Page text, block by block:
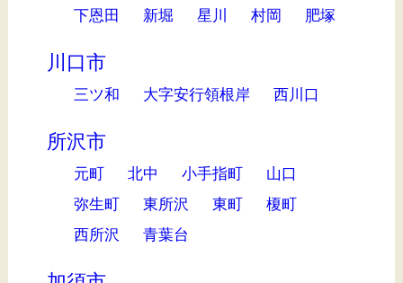
下恩田 新堀 星川 村岡 肥塚
川口市
三ツ和 大字安行領根岸 西川口
所沢市
元町 北中 小手指町
山口
弥生町
東所沢 東町
榎町
西所沢
青葉台